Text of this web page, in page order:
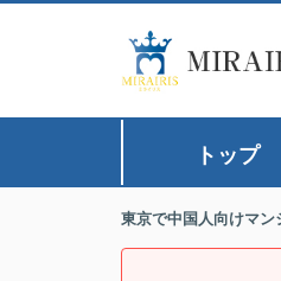
トップ
東京で中国人向けマ